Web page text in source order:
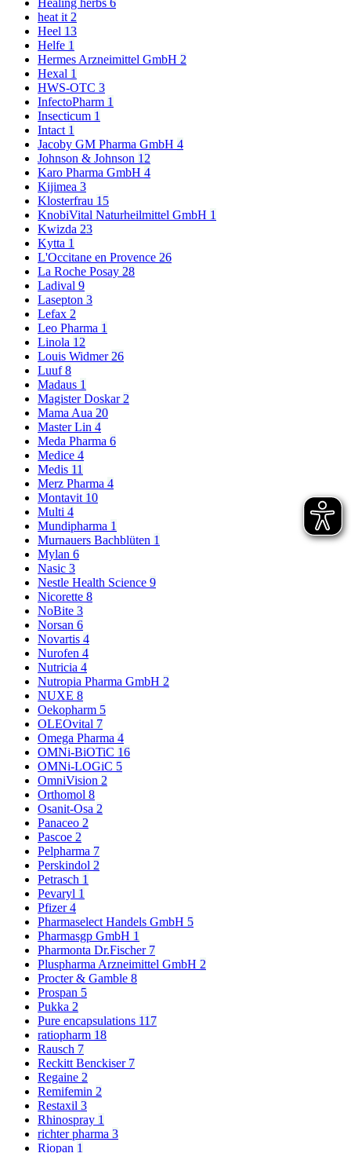
heat it 2
Heel 13
Helfe 1
Hermes Arzneimittel GmbH 2
Hexal 1
HWS-OTC 3
InfectoPharm 1
Insecticum 1
Intact 1
Jacoby GM Pharma GmbH 4
Johnson & Johnson 12
Karo Pharma GmbH 4
Kijimea 3
Klosterfrau 15
KnobiVital Naturheilmittel GmbH 1
Kwizda 23
Kytta 1
L'Occitane en Provence 26
La Roche Posay 28
Ladival 9
Lasepton 3
Lefax 2
Leo Pharma 1
Linola 12
Louis Widmer 26
Luuf8
Madaus 1
Magister Doskar 2
Mama Aua 20
Master Lin 4
Meda Pharma 6
Medice 4
Medis 11
Merz Pharma 4
Montavit 10
Multi 4
Mundipharma 1
Murnauers Bachblüten 1
Mylan 6
Nasic 3
Nestle Health Science 9
Nicorette 8
NoBite 3
Norsan 6
Novartis 4
Nurofen 4
Nutricia 4
Nutropia Pharma GmbH 2
NUXE 8
Oekopharm 5
OLEOvital 7
Omega Pharma 4
OMNi-BiOTiC 16
OMNi-LOGiC 5
OmniVision 2
Orthomol 8
Osanit-Osa 2
Panaceo 2
Pascoe 2
Pelpharma 7
Perskindol 2
Petrasch 1
Pevaryl 1
Pfizer4
Pharmaselect Handels GmbH 5
Pharmasgp GmbH 1
Pharmonta Dr.Fischer 7
Pluspharma Arzneimittel GmbH 2
Procter & Gamble 8
Prospan 5
Pukka 2
Pure encapsulations 117
ratiopharm 18
Rausch 7
Reckitt Benckiser 7
Regaine 2
Remifemin 2
Restaxil 3
Rhinospray 1
richter pharma 3
Riopan 1